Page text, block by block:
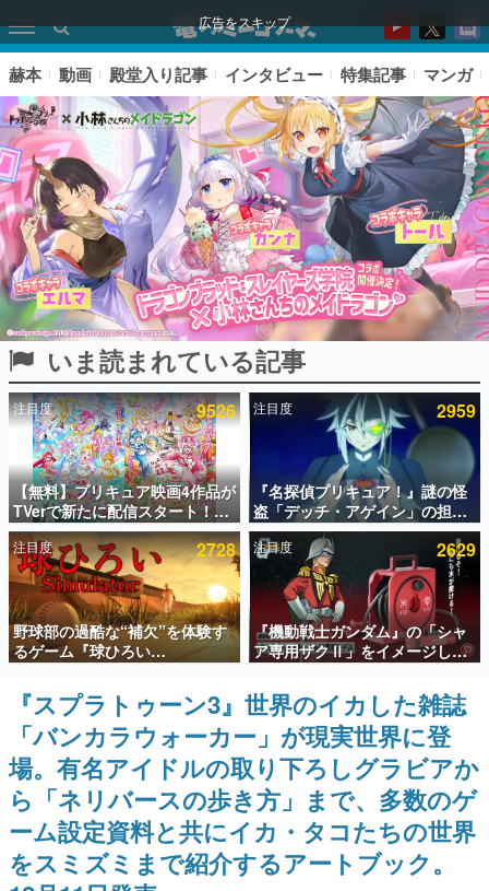
広告をスキップ
ピックアップ
電ファミのいま読まれている記事ランキング
アプリセール情報
インタビュー
連載・特集一覧
殿堂入り記事
SNS拡散数が数千以上！ ページビュー数万以上！ などな
ど。多くの人々に読まれた、電ファミ渾身の“殿堂入り”記
事をまとめました。
ゲームの企画書
名作ゲームクリエイターの方々に製作時のエピソードをお
聞きし、ヒットする企画（ゲーム）とは何か？を探ってい
きます。
赫本
この物語を解いてはいけない。『赫本』は、〈試験問題〉
の形をした短編ホラー小説集です。
新世代に訊く
赫本 動画 殿堂入り記事 インタビュー 特集記事 マンガ
いま読まれている記事
注目度 9526
【無料】プリキュア映画4作品が
TVerで新たに配信スタート！な
んと2018年～2024年の映画ほぼ
すべてが見放題に、ぶっちゃけ
ありえないラインナップ
注目度 2959
『名探偵プリキュア！』謎の怪
盗「デッチ・アゲイン」の担当
キャストは天﨑滉平さんと判
明。『Re:ゼロから始める異世
界生活』オットー役、『ヒプノ
シスマイク』山田三郎役など
注目度 2728
野球部の過酷な“補欠”を体験す
るゲーム『球ひろい
Simulator』が「1件」のウィッ
シュリストをもとにチェコ語に
対応しSNSで話題に。『キング
ダム・カム』開発元やチェコの
プロ野球選手から称賛の声
注目度 2629
『機動戦士ガンダム』の「シャ
ア専用ザクⅡ」をイメージした
散水ホースリールが予約開始。
本体にはシャアのパーソナルマ
ークやジオン公国軍のエンブレ
ム、型式番号などを配置
『スプラトゥーン3』世界のイカした雑誌
「バンカラウォーカー」が現実世界に登
場。有名アイドルの取り下ろしグラビアか
ら「ネリバースの歩き方」まで、多数のゲ
ーム設定資料と共にイカ・タコたちの世界
をスミズミまで紹介するアートブック。